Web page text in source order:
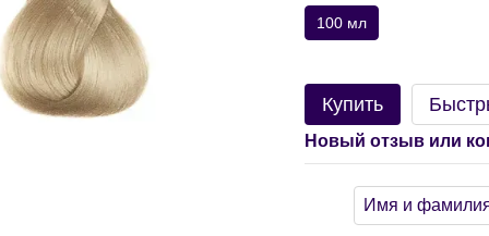
100 мл
Купить
Новый отзыв или